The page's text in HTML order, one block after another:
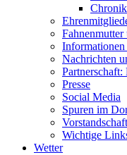
Fahnenmutter
Nachrichten
Presse
Social Media
Spuren im
Vorstandschaft
Wichtige
Wetter